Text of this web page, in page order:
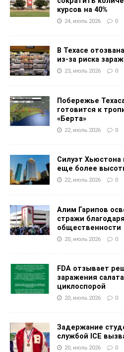
курсов на 40%
24, июль 2026 0
В Техасе
из-за риска
23, июль 2026 0
Побережье
готовится к
«Берта»
22, июль 2026 0
Силуэт
еще более
22, июль 2026 0
Алим Гарипов
стражи
общественности
20, июль 2026 0
FDA отзывает
заражения
циклоспорой
20, июль 2026 0
Задержание
службой ICE
20, июль 2026 0